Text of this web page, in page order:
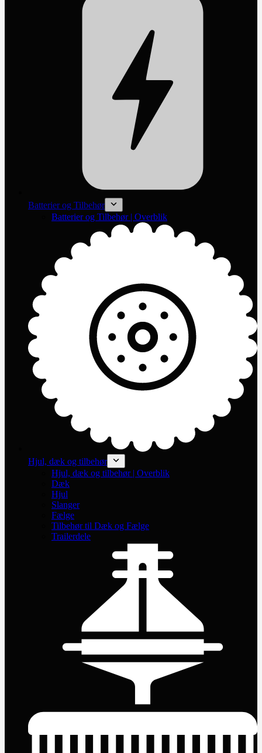
Batterier og Tilbehør
Batterier og Tilbehør | Overblik
Hjul, dæk og tilbehør
Hjul, dæk og tilbehør | Overblik
Dæk
Hjul
Slanger
Fælge
Tilbehør til Dæk og Fælge
Trailerdele